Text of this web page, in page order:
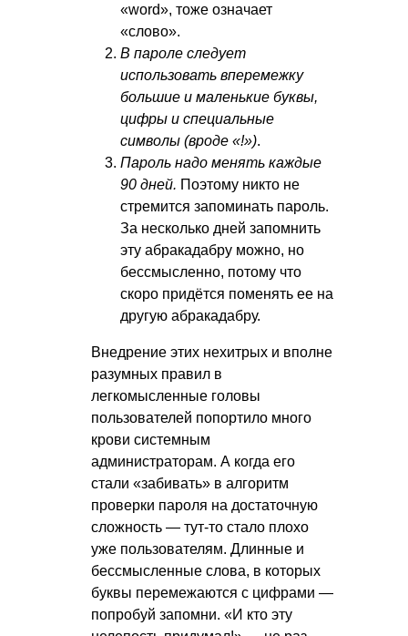
«word», тоже означает
«слово».
В пароле следует
использовать вперемежку
большие и маленькие буквы,
цифры и специальные
символы (вроде «!»).
Пароль надо менять каждые
90 дней. Поэтому никто не
стремится запоминать пароль.
За несколько дней запомнить
эту абракадабру можно, но
бессмысленно, потому что
скоро придётся поменять ее на
другую абракадабру.
Внедрение этих нехитрых и вполне
разумных правил в
легкомысленные головы
пользователей попортило много
крови системным
администраторам. А когда его
стали «забивать» в алгоритм
проверки пароля на достаточную
сложность — тут-то стало плохо
уже пользователям. Длинные и
бессмысленные слова, в которых
буквы перемежаются с цифрами —
попробуй запомни. «И кто эту